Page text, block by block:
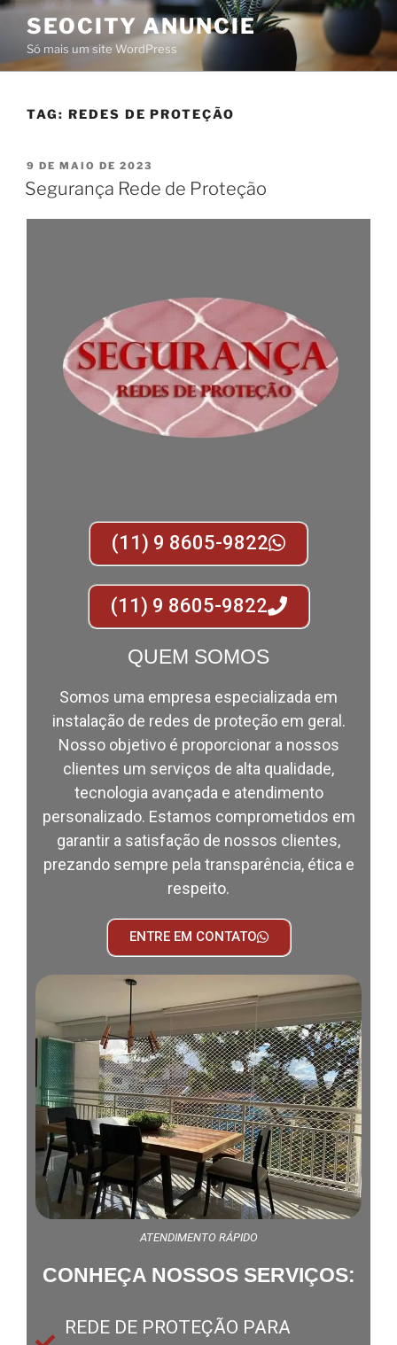
SEOCITY ANUNCIE
Só mais um site WordPress
TAG: REDES DE PROTEÇÃO
9 DE MAIO DE 2023
Segurança Rede de Proteção
(11) 9 8605-9822
(11) 9 8605-9822
QUEM SOMOS
Somos uma empresa especializada em
instalação de redes de proteção em geral.
Nosso objetivo é proporcionar a nossos
clientes um serviços de alta qualidade,
tecnologia avançada e atendimento
personalizado. Estamos comprometidos em
garantir a satisfação de nossos clientes,
prezando sempre pela transparência, ética e
respeito.
ENTRE EM CONTATO
ATENDIMENTO RÁPIDO
CONHEÇA NOSSOS SERVIÇOS:
REDE DE PROTEÇÃO PARA